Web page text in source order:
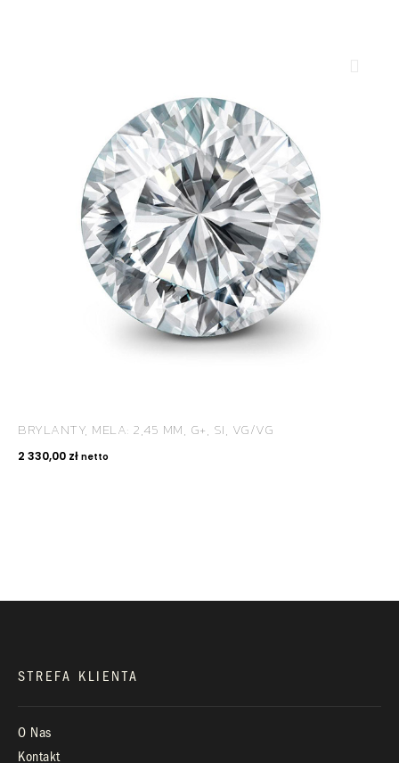
BRYLANTY, MELA: 2,45 MM, G+, SI, VG/VG
2 330,00 zł netto
ROYAL DIAMONDS
Diamenty | Biżuteria | Kamienie dla jubilerów
SALON SPRZEDAŻY
KONTAKT
STREFA KLIENTA
O Nas
Kontakt